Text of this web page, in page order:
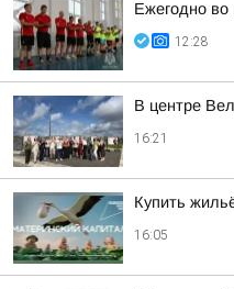
Ежегодно во
12:28
В центре
16:21
Купить
16:05